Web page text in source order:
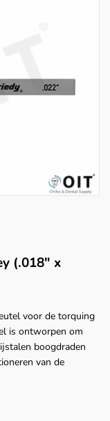
(.018" x
voor de torquing
is ontworpen om
boogdraden
van de